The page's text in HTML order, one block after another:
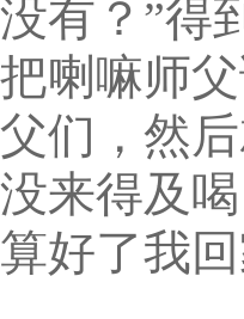
没有？”得
把喇嘛师
父们，然
没来得及
算好了我